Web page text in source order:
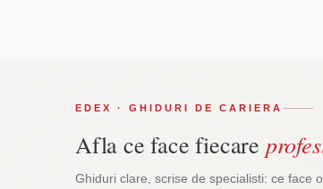
EDEX · GHIDURI DE CARIERA
Afla ce face fiecare
Ghiduri clare, scrise de specialisti: ce face